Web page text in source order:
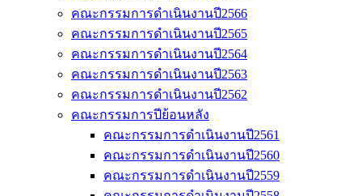
คณะกรรมการดำเนินงานปี2566
คณะกรรมการดำเนินงานปี2565
คณะกรรมการดำเนินงานปี2564
คณะกรรมการดำเนินงานปี2563
คณะกรรมการดำเนินงานปี2562
คณะกรรมการปีย้อนหลัง
คณะกรรมการดำเนินงานปี2561
คณะกรรมการดำเนินงานปี2560
คณะกรรมการดำเนินงานปี2559